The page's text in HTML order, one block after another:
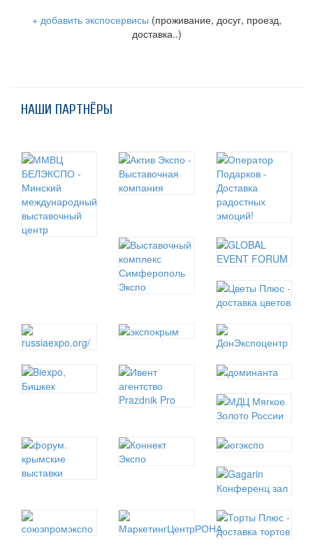
+ добавить экспосервисы (проживание, досуг, проезд,
доставка..)
НАШИ ПАРТНЁРЫ